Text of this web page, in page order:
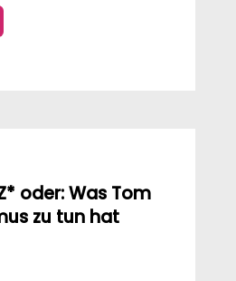
oder: Was Tom
zu tun hat